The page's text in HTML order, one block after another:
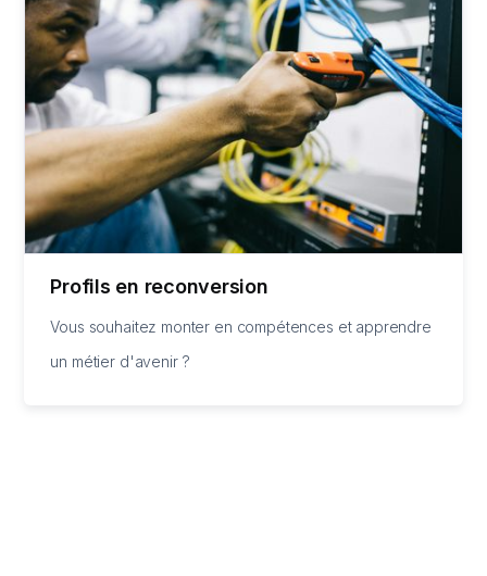
Profils en reconversion
Vous souhaitez monter en compétences et apprendre
un métier d'avenir ?